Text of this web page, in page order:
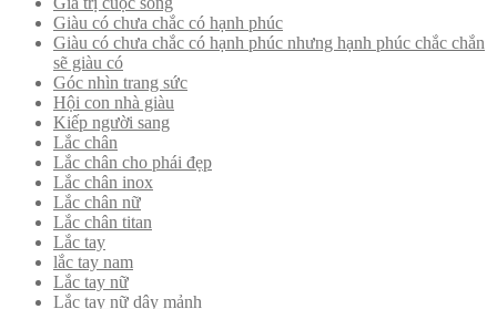
Giàu có chưa chắc có hạnh phúc
Giàu có chưa chắc có hạnh phúc nhưng hạnh phúc chắc chắn
sẽ giàu có
Góc nhìn trang sức
Hội con nhà giàu
Kiếp người sang
Lắc chân
Lắc chân cho phái đẹp
Lắc chân inox
Lắc chân nữ
Lắc chân titan
Lắc tay
lắc tay nam
Lắc tay nữ
Lắc tay nữ dây mảnh